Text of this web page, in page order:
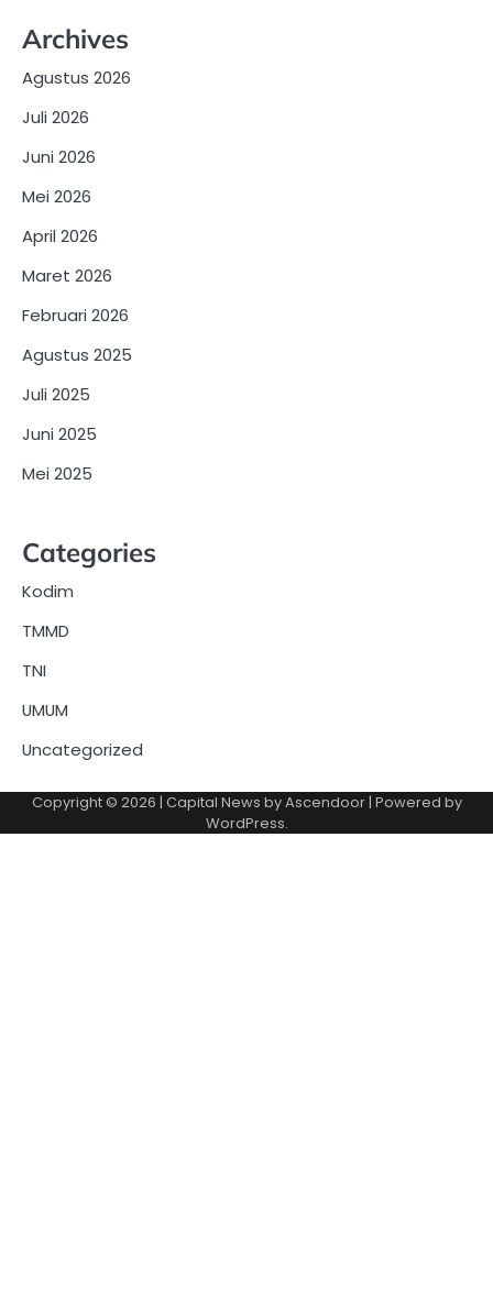
Archives
Agustus 2026
Juli 2026
Juni 2026
Mei 2026
April 2026
Maret 2026
Februari 2026
Agustus 2025
Juli 2025
Juni 2025
Mei 2025
Categories
Kodim
TMMD
TNI
UMUM
Uncategorized
Copyright © 2026 | Capital News byAscendoor| Powered by
WordPress.